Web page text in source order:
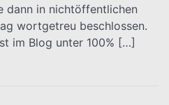
dann in nichtöffentlichen
wortgetreu beschlossen.
im Blog unter 100% […]